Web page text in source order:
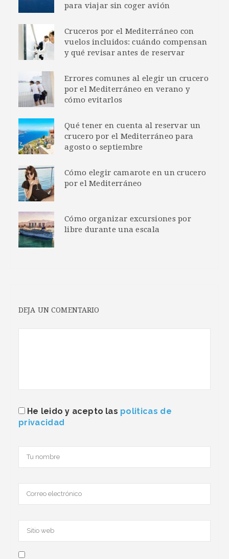
para viajar sin coger avión
Cruceros por el Mediterráneo con
vuelos incluidos: cuándo compensan
y qué revisar antes de reservar
Errores comunes al elegir un crucero
por el Mediterráneo en verano y
cómo evitarlos
Qué tener en cuenta al reservar un
crucero por el Mediterráneo para
agosto o septiembre
Cómo elegir camarote en un crucero
por el Mediterráneo
Cómo organizar excursiones por
libre durante una escala
DEJA UN COMENTARIO
He leido y acepto las politicas de
privacidad